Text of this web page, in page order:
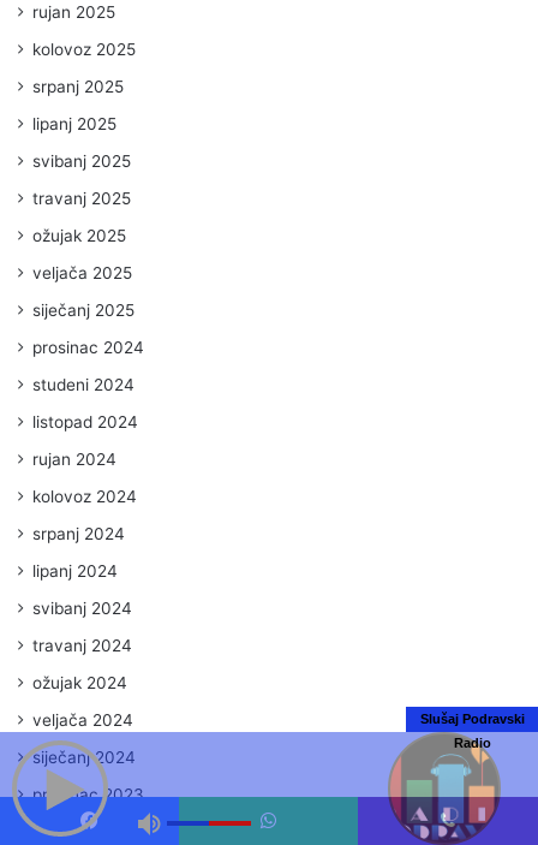
rujan 2025
kolovoz 2025
srpanj 2025
lipanj 2025
svibanj 2025
travanj 2025
ožujak 2025
veljača 2025
siječanj 2025
prosinac 2024
studeni 2024
listopad 2024
rujan 2024
kolovoz 2024
srpanj 2024
lipanj 2024
svibanj 2024
travanj 2024
ožujak 2024
veljača 2024
siječanj 2024
prosinac 2023
studeni 2023
Slušaj Podravski
Radio